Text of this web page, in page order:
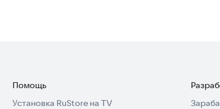
Помощь
Установка RuStore на TV